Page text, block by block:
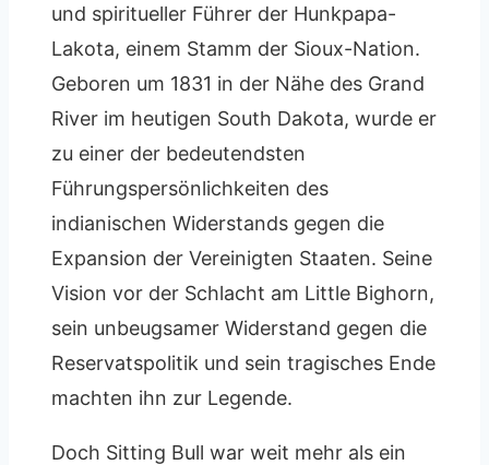
und spiritueller Führer der Hunkpapa-
Lakota, einem Stamm der Sioux-Nation.
Geboren um 1831 in der Nähe des Grand
River im heutigen South Dakota, wurde er
zu einer der bedeutendsten
Führungspersönlichkeiten des
indianischen Widerstands gegen die
Expansion der Vereinigten Staaten. Seine
Vision vor der Schlacht am Little Bighorn,
sein unbeugsamer Widerstand gegen die
Reservatspolitik und sein tragisches Ende
machten ihn zur Legende.
Doch Sitting Bull war weit mehr als ein